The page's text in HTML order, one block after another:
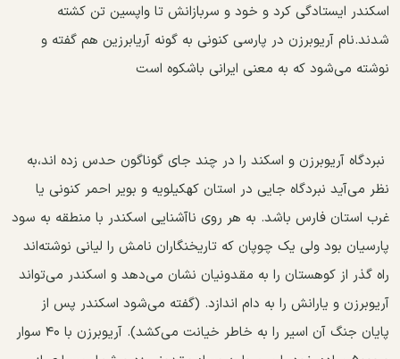
اسكندر ایستادگی کرد و خود و سربازانش تا واپسین تن کشته
شدند.نام آریوبرزن در پارسی کنونی به گونه آریابرزین هم گفته و
نوشته می‌شود که به معنی ایرانی باشکوه است
نبردگاه آریوبرزن و اسكند را در چند جای گوناگون حدس زده اند،به
نظر می‌آید نبردگاه جایی در استان كهكیلویه و بویر احمر کنونی یا
غرب استان فارس باشد. به هر روی ناآشنایی اسکندر با منطقه به سود
پارسیان بود ولی یک چوپان که تاریخنگاران نامش را لیانی نوشته‌اند
راه گذر از کوهستان را به مقدونیان نشان می‌دهد و اسکندر می‌تواند
آریوبرزن و یارانش را به دام اندازد. (گفته می‌شود اسکندر پس از
پایان جنگ آن اسیر را به خاطر خیانت می‌کشد). آریوبرزن با ۴۰ سوار